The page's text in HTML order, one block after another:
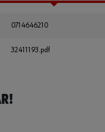
0714646210
32411193.pdf